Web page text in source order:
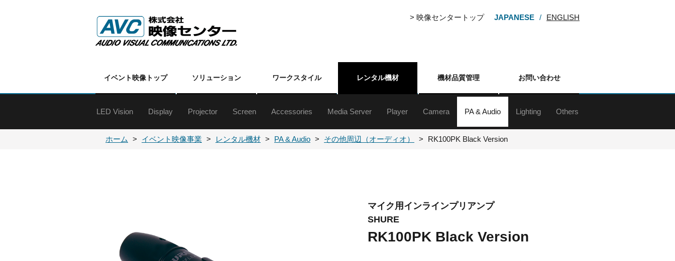
> 映像センタートップ JAPANESE ENGLISH
イベント映像トップ ソリューション ワークスタイル レンタル機材 機材品質管理 お問い合わせ
LED Vision Display
特殊ディスプレイ
60インチ以上
50インチクラス
40インチクラス
30インチクラス
20インチクラス
19インチ以下
オプション
各種金具
Projector
DLPプロジェクター5000lm以上
DLPプロジェクター5000lm未満
LCDプロジェクター5000lm以上
LCDプロジェクター5000lm未満
各種プロジェクター台
プロジェクターレンズ
Screen
自立・組立式スクリーン(16:9)
自立・組立式スクリーン(4:3)
三脚式／フロアタイプ／吊下げ／壁掛けスクリーン
Accessories
Event Master Series
プレゼンテーションスイッチャー
ライブスイッチャー
各種セレクター
フォーマットコンバーター
ストリーミングアクセサリー
分配器
伝送機器
その他周辺（映像）
Media Server Player
ハードディスク
メディアプレーヤー
XDCAM・HDCAM・HDV
DVCAM・ベータカム
ブルーレイ
DVD
Camera
業務用カメラ
民生用カメラ
書画カメラ
その他カメラ
カメラレンズ
カメラアクセサリー
PA & Audio
d&b audiotechnik Sound System
ラインアレイスピーカー
スピーカー
サブウーファー
スピーカースタンド
Digital Mixing System
ミキサー
アンプ
マイクロフォン
マイクスタンド
ワイヤレスシステム
インイヤーモニターシステム
各種デッキ
その他周辺（オーディオ）
Lighting Others
ネットワーク機器
プレゼンテーションサポート機器
ホーム
イベント映像事業 レンタル機材 PA & Audio その他周辺（オーディオ） RK100PK Black Version
マイク用インラインプリアンプ
SHURE
RK100PK Black Version